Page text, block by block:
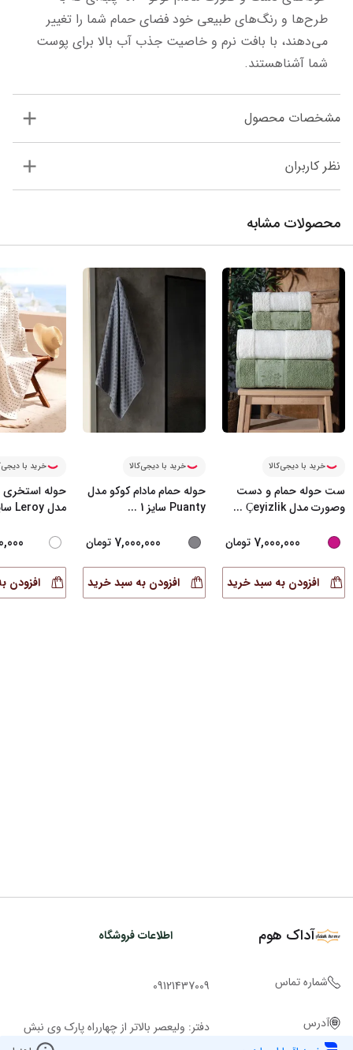
شما آشناهستند.
مشخصات محصول
نظر کاربران
محصولات مشابه
خرید با دیجی‌کالا
ست حوله حمام و دست
وصورت مدل Çeyizlik
...
7,000,000 تومان
افزودن به سبد خرید
خرید با دیجی‌کالا
حوله حمام مادام کوکو مدل
Puanty سایز 1
...
7,000,000 تومان
افزودن به سبد خرید
خرید با
حوله استخری
مدل Leroy سایز
افزودن
آداک هوم اطلاعات فروشگاه
شماره تماس 09121437009
آدرس
دفتر: ولیعصر بالاتر از چهارراه پارک وی نبش
کوچه ملاح ساختمان روشن پ 2943 ط 1